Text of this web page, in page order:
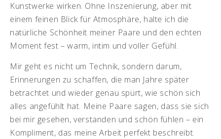
Kunstwerke wirken. Ohne Inszenierung, aber mit
einem feinen Blick für Atmosphäre, halte ich die
natürliche Schönheit meiner Paare und den echten
Moment fest – warm, intim und voller Gefühl.
Mir geht es nicht um Technik, sondern darum,
Erinnerungen zu schaffen, die man Jahre später
betrachtet und wieder genau spürt, wie schön sich
alles angefühlt hat. Meine Paare sagen, dass sie sich
bei mir gesehen, verstanden und schön fühlen – ein
Kompliment, das meine Arbeit perfekt beschreibt.